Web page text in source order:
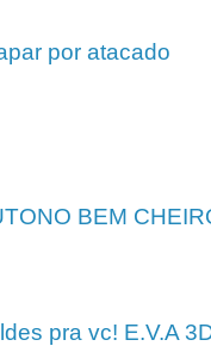
por atacado
BEM
pra vc! E.V.A